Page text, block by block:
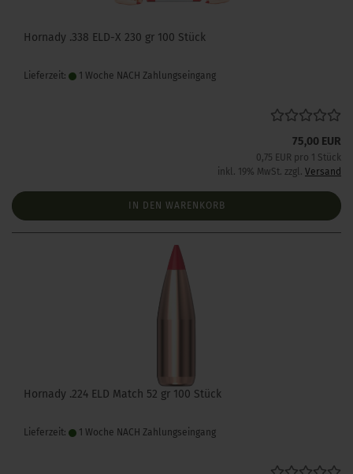
Hornady .338 ELD-X 230 gr 100 Stück
Lieferzeit: 1 Woche NACH Zahlungseingang
75,00 EUR
0,75 EUR pro 1 Stück
inkl. 19% MwSt. zzgl. Versand
IN DEN WARENKORB
Hornady .224 ELD Match 52 gr 100 Stück
Lieferzeit: 1 Woche NACH Zahlungseingang